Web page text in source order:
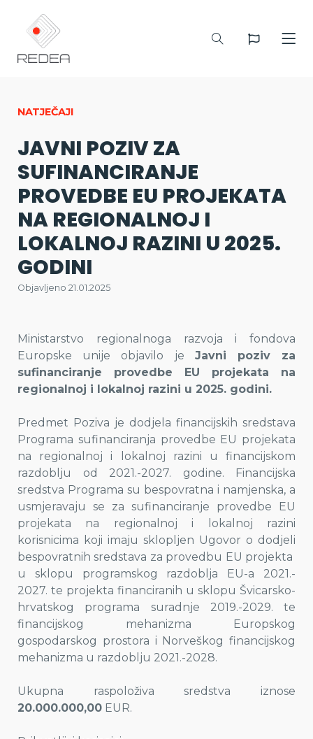
NATJEČAJI
JAVNI POZIV ZA
SUFINANCIRANJE
PROVEDBE EU PROJEKATA
NA REGIONALNOJ I
LOKALNOJ RAZINI U 2025.
GODINI
Objavljeno 21.01.2025
Ministarstvo regionalnoga razvoja i fondova
Europske unije objavilo je Javni poziv za
sufinanciranje provedbe EU projekata na
regionalnoj i lokalnoj razini u 2025. godini.
Predmet Poziva je dodjela financijskih sredstava
Programa sufinanciranja provedbe EU projekata
na regionalnoj i lokalnoj razini u financijskom
razdoblju od 2021.-2027. godine. Financijska
sredstva Programa su bespovratna i namjenska, a
usmjeravaju se za sufinanciranje provedbe EU
projekata na regionalnoj i lokalnoj razini
korisnicima koji imaju sklopljen Ugovor o dodjeli
bespovratnih sredstava za provedbu EU projekta
u sklopu programskog razdoblja EU-a 2021.-
2027. te projekta financiranih u sklopu Švicarsko-
hrvatskog programa suradnje 2019.-2029. te
financijskog mehanizma Europskog
gospodarskog prostora i Norveškog financijskog
mehanizma u razdoblju 2021.-2028.
Ukupna raspoloživa sredstva iznose
20.000.000,00 EUR.